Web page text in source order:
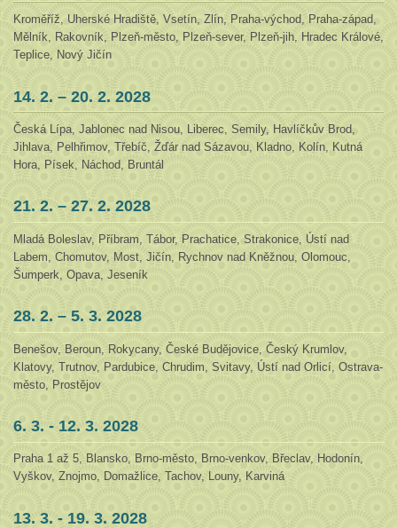
Kroměříž, Uherské Hradiště, Vsetín, Zlín, Praha-východ, Praha-západ,
Mělník, Rakovník, Plzeň-město, Plzeň-sever, Plzeň-jih, Hradec Králové,
Teplice, Nový Jičín
14. 2. – 20. 2. 2028
Česká Lípa, Jablonec nad Nisou, Liberec, Semily, Havlíčkův Brod,
Jihlava, Pelhřimov, Třebíč, Žďár nad Sázavou, Kladno, Kolín, Kutná
Hora, Písek, Náchod, Bruntál
21. 2. – 27. 2. 2028
Mladá Boleslav, Příbram, Tábor, Prachatice, Strakonice, Ústí nad
Labem, Chomutov, Most, Jičín, Rychnov nad Kněžnou, Olomouc,
Šumperk, Opava, Jeseník
28. 2. – 5. 3. 2028
Benešov, Beroun, Rokycany, České Budějovice, Český Krumlov,
Klatovy, Trutnov, Pardubice, Chrudim, Svitavy, Ústí nad Orlicí, Ostrava-
město, Prostějov
6. 3. - 12. 3. 2028
Praha 1 až 5, Blansko, Brno-město, Brno-venkov, Břeclav, Hodonín,
Vyškov, Znojmo, Domažlice, Tachov, Louny, Karviná
13. 3. - 19. 3. 2028